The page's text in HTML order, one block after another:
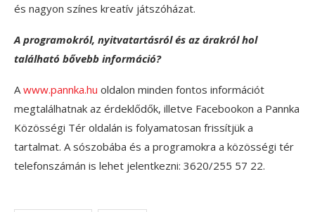
és nagyon színes kreatív játszóházat.
A programokról, nyitvatartásról és az árakról hol
található bővebb információ?
A www.pannka.hu oldalon minden fontos információt
megtalálhatnak az érdeklődők, illetve Facebookon a Pannka
Közösségi Tér oldalán is folyamatosan frissítjük a
tartalmat. A sószobába és a programokra a közösségi tér
telefonszámán is lehet jelentkezni: 3620/255 57 22.